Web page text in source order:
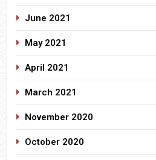
June 2021
May 2021
April 2021
March 2021
November 2020
October 2020